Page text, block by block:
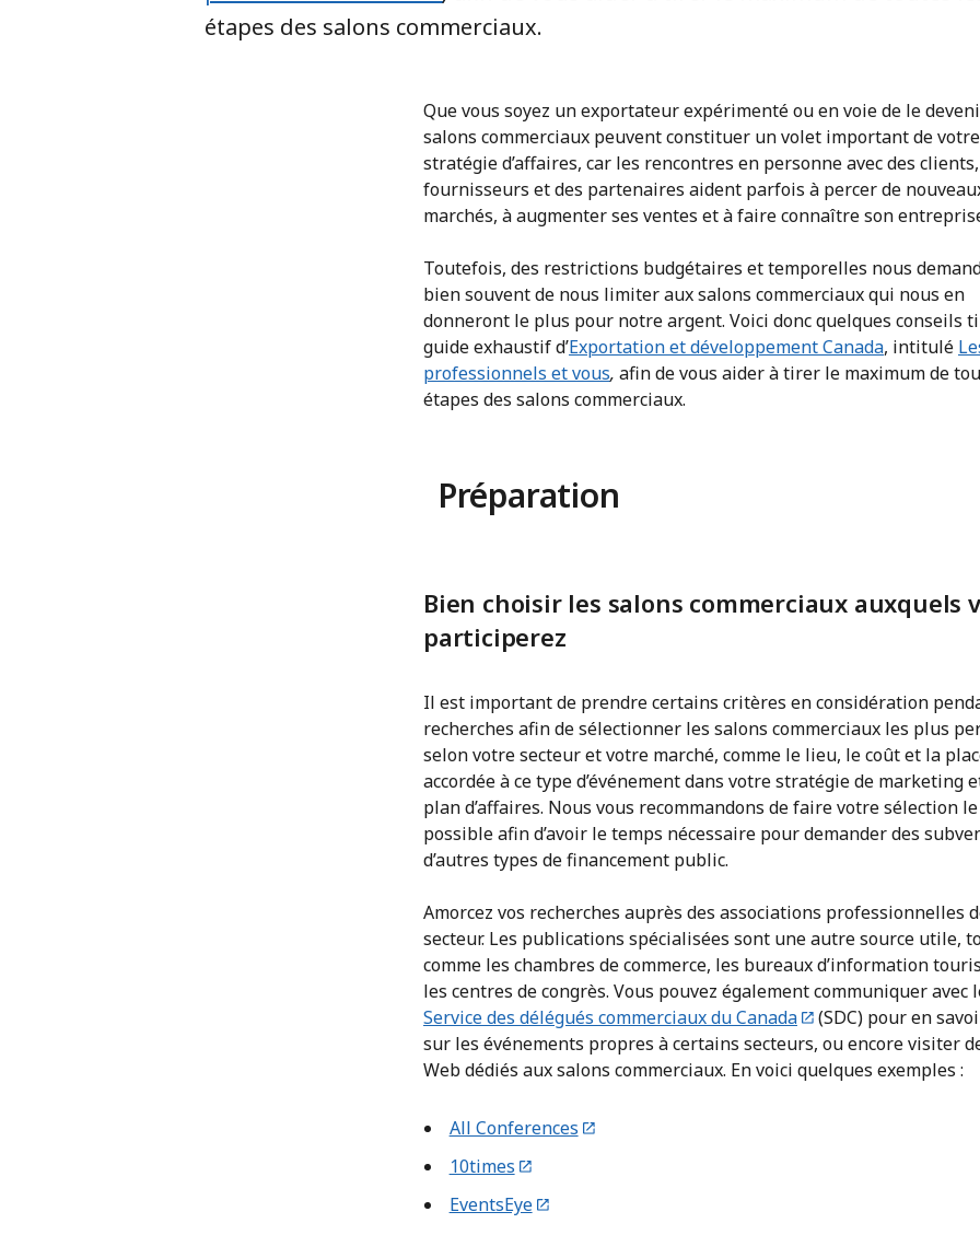
étapes des salons commerciaux.
Que vous soyez un exportateur expérimenté ou en voie de le
salons commerciaux peuvent constituer un volet important de votre
stratégie d’affaires, car les rencontres en personne avec des
fournisseurs et des partenaires aident parfois à percer de
marchés, à augmenter ses ventes et à faire connaître son
Toutefois, des restrictions budgétaires et temporelles nous
bien souvent de nous limiter aux salons commerciaux qui nous en
donneront le plus pour notre argent. Voici donc quelques conseils
guide exhaustif d’Exportation et développement Canada, intitulé
professionnels et vous, afin de vous aider à tirer le maximum de
étapes des salons commerciaux.
Préparation
Bien choisir les salons commerciaux auxquels
participerez
Il est important de prendre certains critères en considération
recherches afin de sélectionner les salons commerciaux les plus
selon votre secteur et votre marché, comme le lieu, le coût et la
accordée à ce type d’événement dans votre stratégie de marketing
plan d’affaires. Nous vous recommandons de faire votre sélection
possible afin d’avoir le temps nécessaire pour demander des
d’autres types de financement public.
Amorcez vos recherches auprès des associations professionnelles
secteur. Les publications spécialisées sont une autre source utile,
comme les chambres de commerce, les bureaux d’information
les centres de congrès. Vous pouvez également communiquer avec
Service des délégués commerciaux du Canada
(SDC) pour en
sur les événements propres à certains secteurs, ou encore visiter
Web dédiés aux salons commerciaux. En voici quelques exemples :
All Conferences
10times
EventsEye